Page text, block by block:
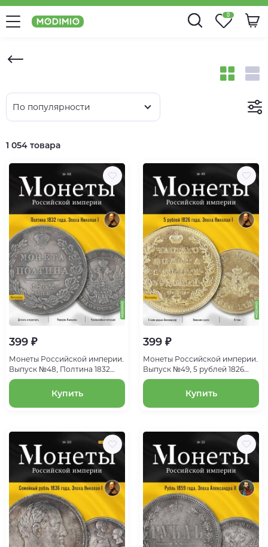
0
1 054 товара
По популярности
399 ₽
Монеты Российской империи.
Выпуск №48, Полтина 1832
года. Эпоха Николая I
Купить
399 ₽
Монеты Российской империи.
Выпуск №49, 5 рублей 1826
года. Эпоха Николая I
Купить